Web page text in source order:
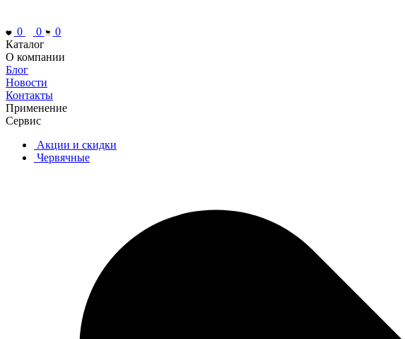
0 0
0
Каталог
О компании
Блог
Новости
Контакты
Применение
Сервис
Акции и скидки
Червячные